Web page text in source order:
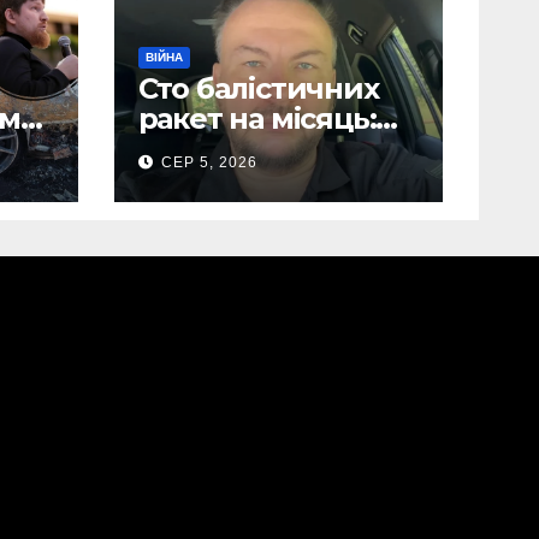
ВІЙНА
Сто балістичних
ракет на місяць:
Сергій “Флеш”
закликав українців
готуватися до
СЕР 5, 2026